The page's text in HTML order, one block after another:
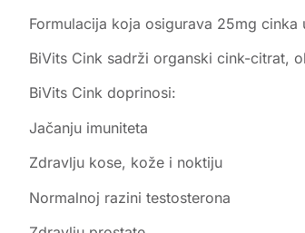
Formulacija koja osigurava 25mg cinka
BiVits Cink sadrži organski cink-citrat,
BiVits Cink doprinosi:
Jačanju imuniteta
Zdravlju kose, kože i noktiju
Normalnoj razini testosterona